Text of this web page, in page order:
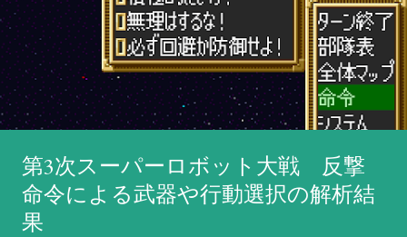
第3次スーパーロボット大戦 反撃
命令による武器や行動選択の解析結
果